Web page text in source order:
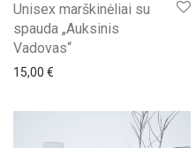
Unisex marškinėliai su
spauda „Auksinis
Vadovas“
15,00 €